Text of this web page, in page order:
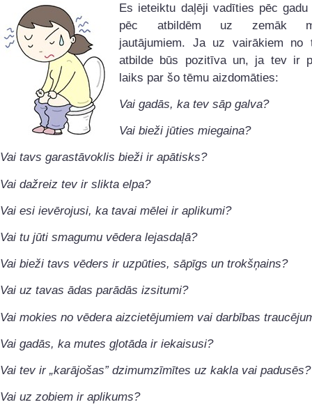
Es ieteiktu daļēji vadīties pēc
pēc atbildēm uz zemāk
jautājumiem. Ja uz vairākiem no
atbilde būs pozitīva un, ja tev ir
laiks par šo tēmu aizdomāties:
Vai gadās, ka tev sāp galva?
Vai bieži jūties miegaina?
Vai tavs garastāvoklis bieži ir apātisks?
Vai dažreiz tev ir slikta elpa?
Vai esi ievērojusi, ka tavai mēlei ir aplikumi?
Vai tu jūti smagumu vēdera lejasdaļā?
Vai bieži tavs vēders ir uzpūties, sāpīgs un trokšņains?
Vai uz tavas ādas parādās izsitumi?
Vai mokies no vēdera aizcietējumiem vai darbības
Vai gadās, ka mutes gļotāda ir iekaisusi?
Vai tev ir „karājošas” dzimumzīmītes uz kakla vai padusēs?
Vai uz zobiem ir aplikums?